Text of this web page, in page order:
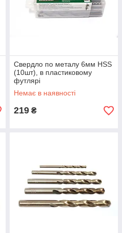
Свердло по металу 6мм HSS
(10шт), в пластиковому
футлярі
Немає в наявності
219 ₴